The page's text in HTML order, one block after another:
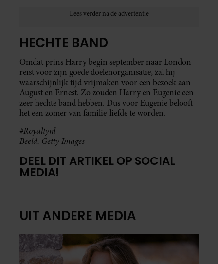
HECHTE BAND
Omdat prins Harry begin september naar London
reist voor zijn goede doelenorganisatie, zal hij
waarschijnlijk tijd vrijmaken voor een bezoek aan
August en Ernest. Zo zouden Harry en Eugenie een
zeer hechte band hebben. Dus voor Eugenie belooft
het een zomer van familie-liefde te worden.
#Royaltynl
Beeld: Getty Images
DEEL DIT ARTIKEL OP SOCIAL
MEDIA!
UIT ANDERE MEDIA